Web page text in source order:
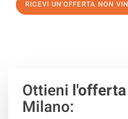
RICEVI UN'OFFERTA NON
Ottieni
Milano: